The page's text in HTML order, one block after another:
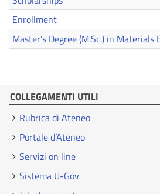
Enrollment
Master's Degree (M.Sc.) in
COLLEGAMENTI UTILI
Rubrica di Ateneo
Portale d’Ateneo
Servizi on line
Sistema U-Gov